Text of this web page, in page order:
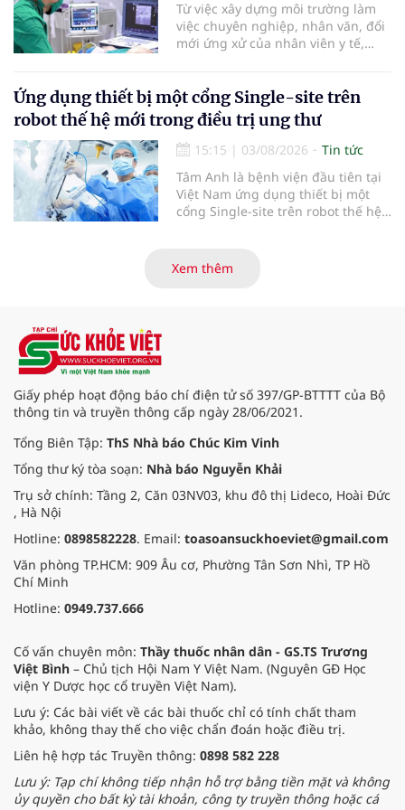
đây.
Từ việc xây dựng môi trường làm
việc chuyên nghiệp, nhân văn, đổi
mới ứng xử của nhân viên y tế,
đồng cảm, gắn kết cao giữa thầy
thuốc với bệnh nhân.
Ứng dụng thiết bị một cổng Single-site trên
robot thế hệ mới trong điều trị ung thư
15:15 | 03/08/2026
Tin tức
Tâm Anh là bệnh viện đầu tiên tại
Việt Nam ứng dụng thiết bị một
cổng Single-site trên robot thế hệ
Xem thêm
Giấy phép hoạt động báo chí điện tử số 397/GP-BTTTT của Bộ
thông tin và truyền thông cấp ngày 28/06/2021.
Tổng Biên Tập: ThS Nhà báo Chúc Kim Vinh
Tổng thư ký tòa soạn: Nhà báo Nguyễn Khải
Trụ sở chính: Tầng 2, Căn 03NV03, khu đô thị Lideco, Hoài Đức
, Hà Nội
Hotline: 0898582228. Email: toasoansuckhoeviet@gmail.com
Văn phòng TP.HCM: 909 Âu cơ, Phường Tân Sơn Nhì, TP Hồ
Chí Minh
Hotline: 0949.737.666
Cố vấn chuyên môn: Thầy thuốc nhân dân - GS.TS Trương
Việt Bình – Chủ tịch Hội Nam Y Việt Nam. (Nguyên GĐ Học
viện Y Dược học cổ truyền Việt Nam).
Lưu ý: Các bài viết về các bài thuốc chỉ có tính chất tham
khảo, không thay thế cho việc chẩn đoán hoặc điều trị.
Liên hệ hợp tác Truyền thông: 0898 582 228
Lưu ý: Tạp chí không tiếp nhận hỗ trợ bằng tiền mặt và không
ủy quyền cho bất kỳ tài khoản, công ty truyền thông hoặc cá